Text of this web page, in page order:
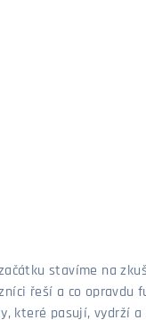
stavíme na
řeší a co
které pasují, vydrží